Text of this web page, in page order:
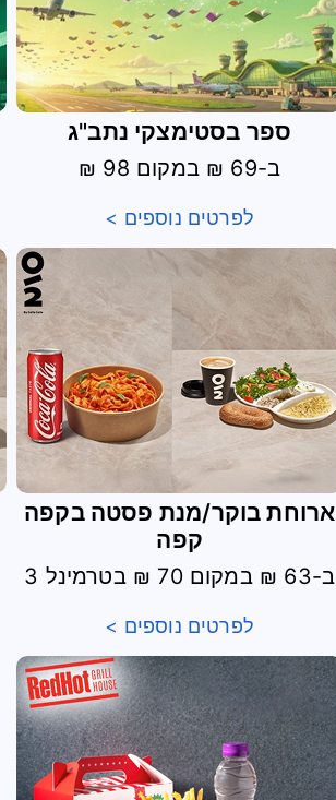
ספר בסטימצקי נתב"ג
ב-69 ₪ במקום 98 ₪
לפרטים נוספים >
ארוחת בוקר/מנת פסטה בקפה
קפה
ב-63 ₪ במקום 70 ₪ בטרמינל 3
לפרטים נוספים >